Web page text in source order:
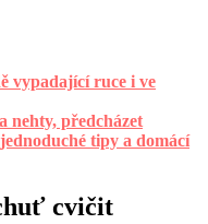
vypadající ruce i ve
nehty, předcházet
tipy a domácí
cvičit